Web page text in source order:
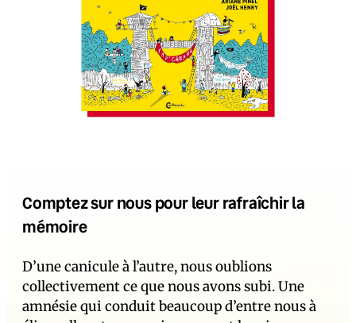
Comptez sur nous pour leur rafraîchir la
mémoire
D’une canicule à l’autre, nous oublions
collectivement ce que nous avons subi. Une
amnésie qui conduit beaucoup d’entre nous à